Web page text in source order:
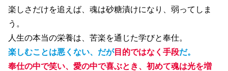
楽しさだけを追えば、魂は砂糖漬けになり、弱ってしま
う。
人生の本当の栄養は、苦楽を通じた学びと奉仕。
楽しむことは悪くない、だが目的ではなく手段だ。
奉仕の中で笑い、愛の中で喜ぶとき、初めて魂は光を増